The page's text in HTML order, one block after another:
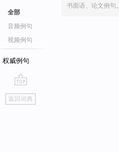
全部
音频例句
视频例句
权威例句
go
top
返回词典
书面语、论文例句。